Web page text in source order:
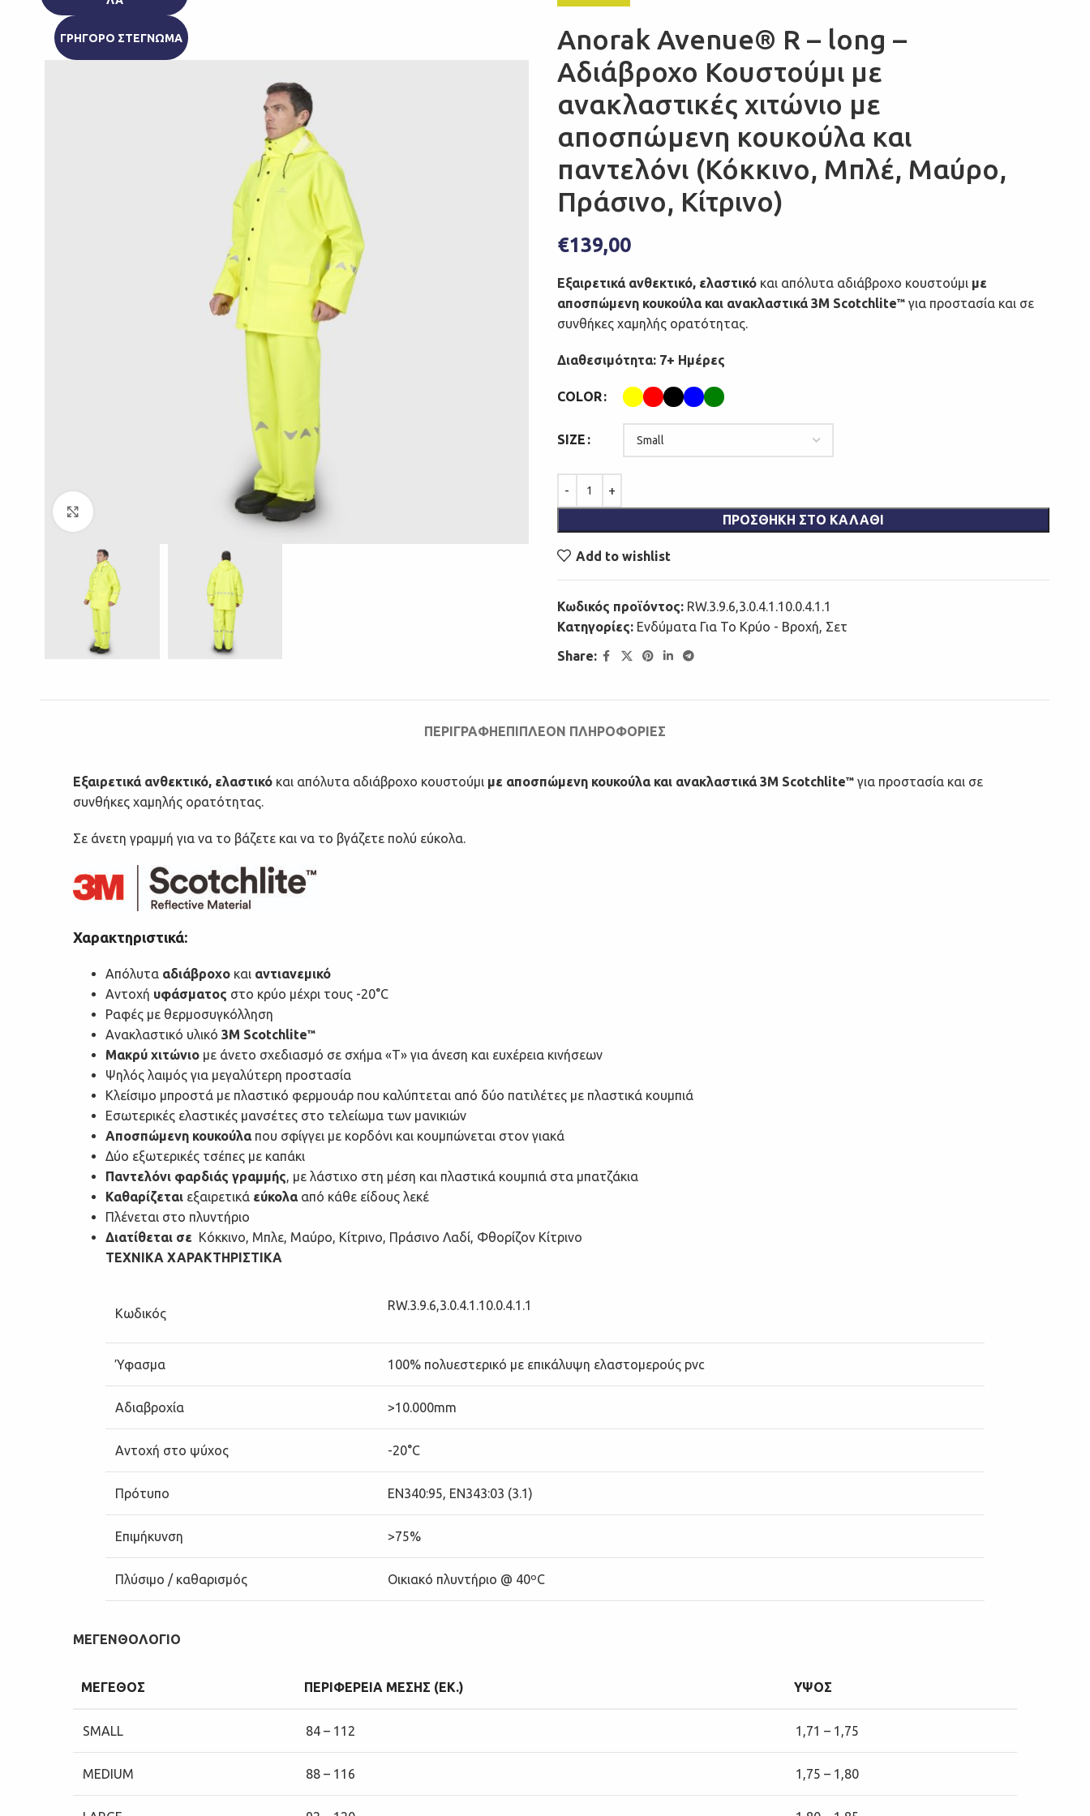
ΓΡΗΓΟΡΟ ΣΤΕΓΝΩΜΑ
Anorak Avenue® R – long –
Αδιάβροχο Κουστούμι με
ανακλαστικές χιτώνιο με
αποσπώμενη κουκούλα και
παντελόνι (Κόκκινο, Μπλέ, Μαύρο,
Πράσινο, Κίτρινο)
€139,00
Εξαιρετικά ανθεκτικό, ελαστικόκαι απόλυτα αδιάβροχο κουστούμι με
αποσπώμενη κουκούλα και ανακλαστικά 3M Scotchlite™ για προστασία και σε
συνθήκες χαμηλής ορατότητας.
Διαθεσιμότητα: 7+ Ημέρες
COLOR
SIZE
ΠΡΟΣΘΉΚΗ ΣΤΟ ΚΑΛΆΘΙ
Add to wishlist
Κωδικός προϊόντος: RW.3.9.6,3.0.4.1.10.0.4.1.1
Κατηγορίες: Ενδύματα Για Το Κρύο - Βροχή, Σετ
Share:
ΠΕΡΙΓΡΑΦΉΕΠΙΠΛΈΟΝ ΠΛΗΡΟΦΟΡΊΕΣ
Εξαιρετικά ανθεκτικό, ελαστικό και απόλυτα αδιάβροχο κουστούμι με αποσπώμενη κουκούλα και ανακλαστικά 3M Scotchlite™ για προστασία και σε
συνθήκες χαμηλής ορατότητας.
Σε άνετη γραμμή για να το βάζετε και να το βγάζετε πολύ εύκολα.
Χαρακτηριστικά:
Απόλυτα αδιάβροχο και αντιανεμικό
Αντοχή υφάσματος στο κρύο μέχρι τους -20°C
Ραφές με θερμοσυγκόλληση
Ανακλαστικό υλικό 3M Scotchlite™
Μακρύ χιτώνιο με άνετο σχεδιασμό σε σχήμα «Τ» για άνεση και ευχέρεια κινήσεων
Ψηλός λαιμός για μεγαλύτερη προστασία
Κλείσιμο μπροστά με πλαστικό φερμουάρ που καλύπτεται από δύο πατιλέτες με πλαστικά κουμπιά
Εσωτερικές ελαστικές μανσέτες στο τελείωμα των μανικιών
Αποσπώμενη κουκούλαπου σφίγγει με κορδόνι και κουμπώνεται στον γιακά
Δύο εξωτερικές τσέπες με καπάκι
Παντελόνι φαρδιάς γραμμής, με λάστιχο στη μέση και πλαστικά κουμπιά στα μπατζάκια
Καθαρίζεται εξαιρετικά εύκολααπό κάθε είδους λεκέ
Πλένεται στο πλυντήριο
Διατίθεται σε Κόκκινο, Μπλε, Μαύρο, Κίτρινο, Πράσινο Λαδί, Φθορίζον Κίτρινο
ΤΕΧΝΙΚΑ ΧΑΡΑΚΤΗΡΙΣΤΙΚΑ
Κωδικός
RW.3.9.6,3.0.4.1.10.0.4.1.1
Ύφασμα 100% πολυεστερικό με επικάλυψη ελαστομερούς pvc
Αδιαβροχία >10.000mm
Αντοχή στο ψύχος -20°C
Πρότυπο EN340:95, EN343:03 (3.1)
Επιμήκυνση >75%
Πλύσιμο / καθαρισμός Οικιακό πλυντήριο @ 40ºC
ΜΕΓΕΝΘΟΛΟΓΙΟ
ΜΕΓΕΘΟΣ ΠΕΡΙΦΕΡΕΙΑ ΜΕΣΗΣ (ΕΚ.) ΥΨΟΣ
SMALL 84 – 112 1,71 – 1,75
MEDIUM 88 – 116 1,75 – 1,80